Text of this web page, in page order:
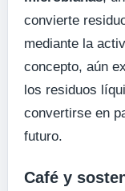
convierte
mediante la
concepto, aún
los residuos
convertirse en
futuro.
Café y